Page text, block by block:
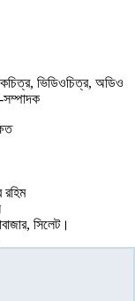
ভিডিওচিত্র, অডিও
সম্পাদক
সিলেট।